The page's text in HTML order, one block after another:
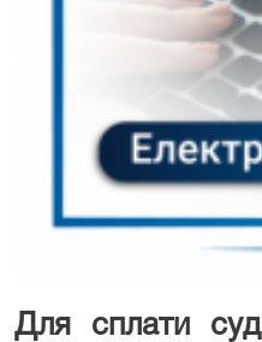
Для сплати